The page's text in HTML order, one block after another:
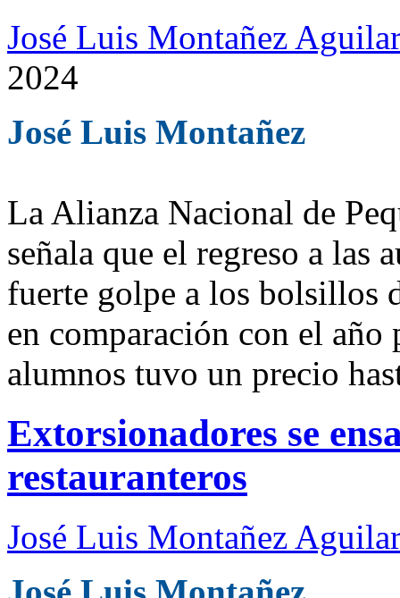
José Luis Montañez Aguilar
2024
José Luis Montañez
La Alianza Nacional de
señala que el regreso a las
fuerte golpe a los bolsillos
en comparación con el año
alumnos tuvo un precio
Extorsionadores se
restauranteros
José Luis Montañez Aguilar